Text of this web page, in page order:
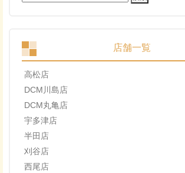
索:
店舗一覧
高松店
DCM川島店
DCM丸亀店
宇多津店
半田店
刈谷店
西尾店